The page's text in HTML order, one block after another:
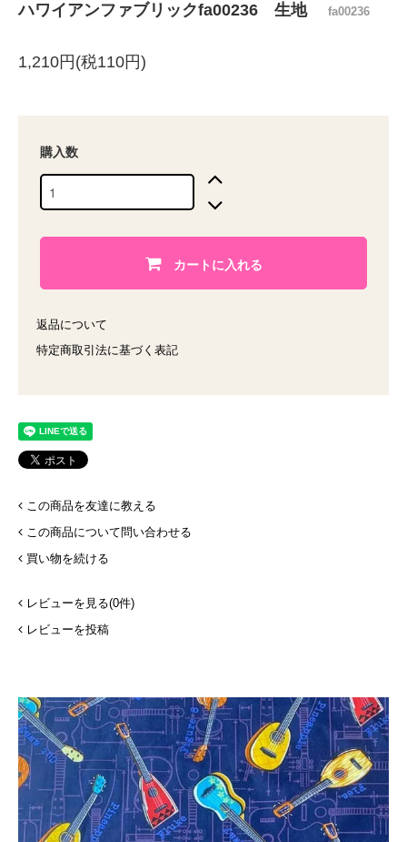
ハワイアンファブリックfa00236 生地 fa00236
1,210円(税110円)
購入数
カートに入れる
返品について
特定商取引法に基づく表記
この商品を友達に教える
この商品について問い合わせる
買い物を続ける
レビューを見る(0件)
レビューを投稿